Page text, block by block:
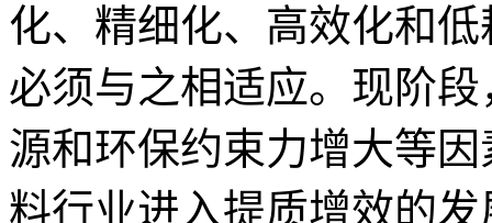
化、精细化、高效化和
必须与之相适应。现阶
源和环保约束力增大等
料行业进入提质增效的